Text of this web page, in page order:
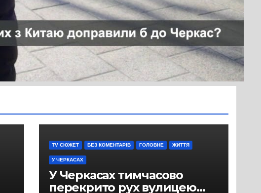
TV СЮЖЕТ БЕЗ КОМЕНТАРІВ ГОЛОВНЕ ЖИТТЯ
У ЧЕРКАСАХ
У Черкасах тимчасово
перекрито рух вулицею